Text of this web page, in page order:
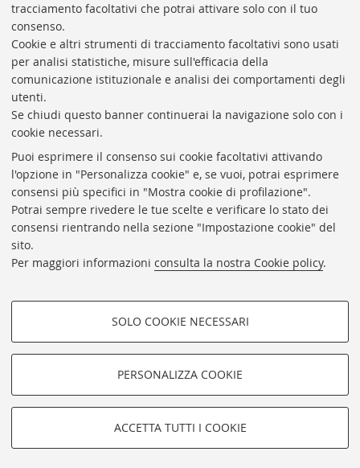
tracciamento facoltativi che potrai attivare solo con il tuo
consenso.
Cookie e altri strumenti di tracciamento facoltativi sono usati
per analisi statistiche, misure sull'efficacia della
comunicazione istituzionale e analisi dei comportamenti degli
utenti.
Se chiudi questo banner continuerai la navigazione solo con i
cookie necessari.
Puoi esprimere il consenso sui cookie facoltativi attivando
l'opzione in "Personalizza cookie" e, se vuoi, potrai esprimere
consensi più specifici in "Mostra cookie di profilazione".
Potrai sempre rivedere le tue scelte e verificare lo stato dei
consensi rientrando nella sezione "Impostazione cookie" del
sito.
Per maggiori informazioni consulta la nostra Cookie policy.
COOKIE DI PROFILAZIONE -
FACOLTATIVI
navigazione degli utenti, creare profili in base al loro comportamento
SOLO COOKIE NECESSARI
PERSONALIZZA COOKIE
ACCETTA TUTTI I COOKIE
La Lega boccia Salvini: «No alle Primarie»
Redazione
Contatti
©Copyright 2023 - Giornale del Master in Giornalismo
dell'Università di Bologna - Pubblicazione registrata al
Direttore responsabile: Giampiero Moscato -
legali-Impostazioni Cookie